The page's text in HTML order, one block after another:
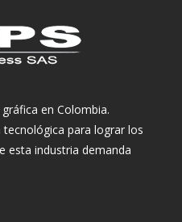
en Colombia.
para lograr los
esta industria demanda